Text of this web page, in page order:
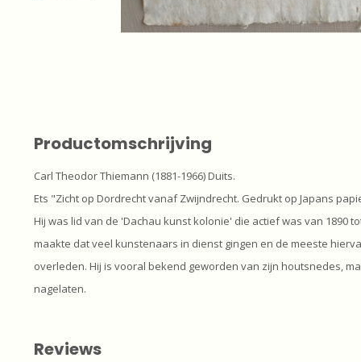
Productomschrijving
Carl Theodor Thiemann (1881-1966) Duits.
Ets "Zicht op Dordrecht vanaf Zwijndrecht. Gedrukt op Japans
Hij was lid van de 'Dachau kunst kolonie' die actief was van 1890
maakte dat veel kunstenaars in dienst gingen en de meeste
overleden. Hij is vooral bekend geworden van zijn houtsnedes,
nagelaten.
Reviews